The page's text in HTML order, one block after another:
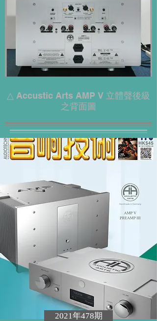
△ Accustic Arts AMP V 立體聲後級
之背面圖
2021年478期